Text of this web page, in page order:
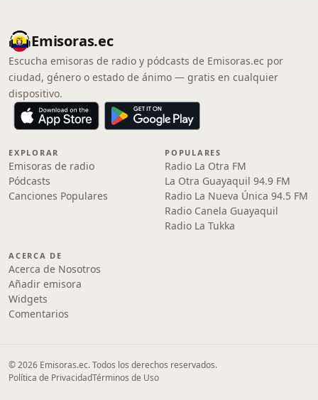
Emisoras.ec
Escucha emisoras de radio y pódcasts de Emisoras.ec por
ciudad, género o estado de ánimo — gratis en cualquier
dispositivo.
EXPLORAR
Emisoras de radio
Pódcasts
Canciones Populares
POPULARES
Radio La Otra FM
La Otra Guayaquil 94.9 FM
Radio La Nueva Única 94.5 FM
Radio Canela Guayaquil
Radio La Tukka
ACERCA DE
Acerca de Nosotros
Añadir emisora
Widgets
Comentarios
© 2026 Emisoras.ec. Todos los derechos reservados.
Política de PrivacidadTérminos de Uso